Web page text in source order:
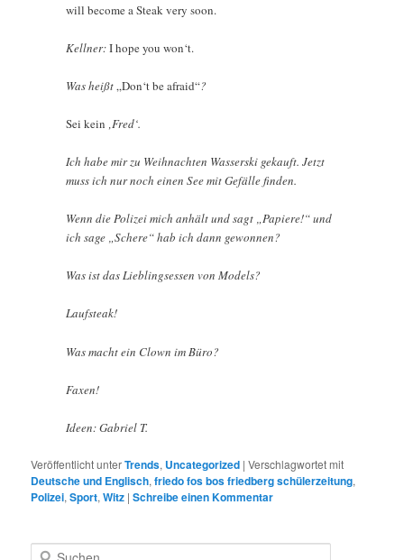
will become a Steak very soon.
Kellner:I hope you won‘t.
Was heißt„Don‘t be afraid“?
Sei kein ‚Fred‘.
Ich habe mir zu Weihnachten Wasserski gekauft. Jetzt
muss ich nur noch einen See mit Gefälle finden.
Wenn die Polizei mich anhält und sagt „Papiere!“ und
ich sage „Schere“ hab ich dann gewonnen?
Was ist das Lieblingsessen von Models?
Laufsteak!
Was macht ein Clown im Büro?
Faxen!
Ideen: Gabriel T.
Veröffentlicht unterTrends, Uncategorized |Verschlagwortet mit
Deutsche und Englisch,friedo fos bos friedberg schülerzeitung,
Polizei,Sport,Witz |Schreibe einen Kommentar